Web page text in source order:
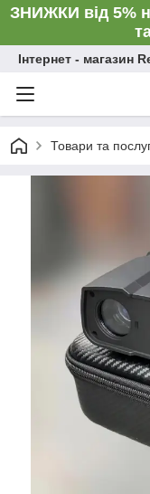
ЗНИЖКИ від 5%
Інтернет - магазин
Товари та